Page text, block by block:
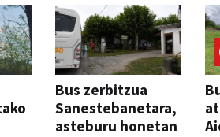
Bus zerbitzua
Sanestebanetara,
asteburu honetan